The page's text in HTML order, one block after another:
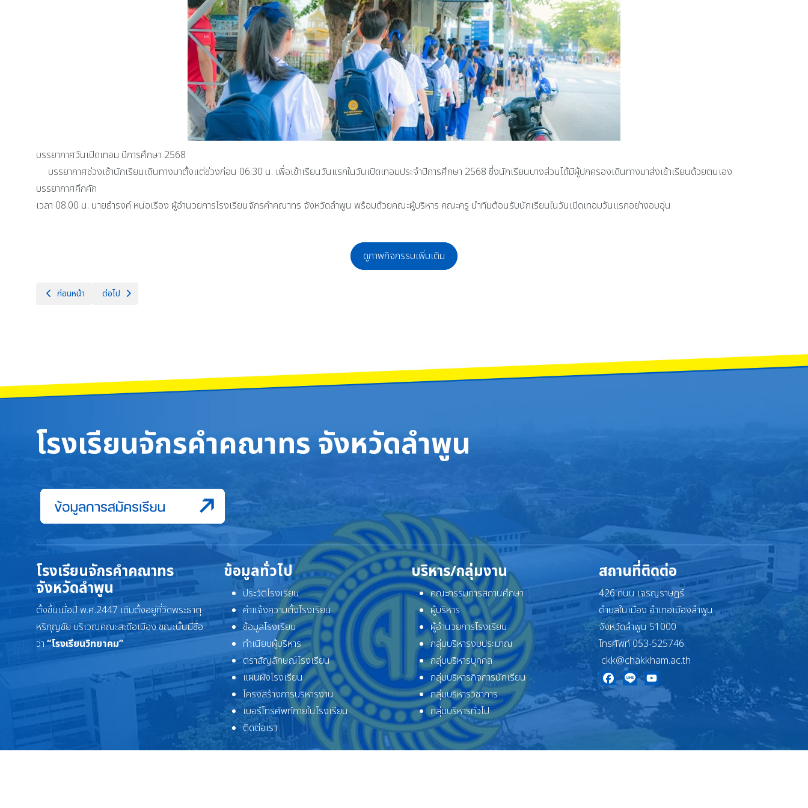
บรรยากาศวันเปิดเทอม ปีการศึกษา 2568
บรรยากาศช่วงเช้านักเรียนเดินทางมาตั้งแต่ช่วงก่อน 06.30 น. เพื่อเข้าเรียนวันแรกในวันเปิดเทอมประจำปีการศึกษา 2568 ซึ่งนักเรียนบางส่วนได้มีผู้ปกครองเดินทางมาส่งเข้าเรียนด้วยตนเอง
บรรยากาศคึกคัก
เวลา 08.00 น. นายธำรงค์ หน่อเรือง ผู้อำนวยการโรงเรียนจักรคำคณาทร จังหวัดลำพูน พร้อมด้วยคณะผู้บริหาร คณะครู นำทีมต้อนรับนักเรียนในวันเปิดเทอมวันแรกอย่างอบอุ่น
ดูภาพกิจกรรมเพิ่มเติม
เนื้อหาก่อนหน้า: โรงเรียนจักรคำคณาทร จังหวัดลำพูน ขอแสดงความยินดีกับ “คุณครูกัญญาวีร์ สุริยะ” ครูกลุ่มสาระการเรียนรู้สังคมศึกษา ศาสนา และวัฒนธรรม และ “คุณครูจารุณ พลเดช” ครูกลุ่มสาระการเรียนรู้ศิลปะ เนื่องในโอกาสได้รับ
ก่อนหน้า เนื้อหาถัดไป: ขบวนแห่โคมวิสาขบูชา เนื่องในวันวิสาขบูชา ประจำปี 2568
ต่อไป
โรงเรียนจักรคำคณาทร จังหวัดลำพูน
โรงเรียนจักรคำคณาทร
จังหวัดลำพูน
ตั้งขึ้นเมื่อปี พ.ศ.2447 เดิมตั้งอยู่ที่วัดพระธาตุ
หริภุญชัย บริเวณคณะสะดือเมือง ขณะนั้นมีชื่อ
ว่า“โรงเรียนวิทยาคม”
ข้อมูลทั่วไป
ประวัติโรงเรียน
คำแจ้งความตั้งโรงเรียน
ข้อมูลโรงเรียน
ทำเนียบผู้บริหาร
ตราสัญลักษณ์โรงเรียน
แผนผังโรงเรียน
โครงสร้างการบริหารงาน
เบอร์โทรศัพท์ภายในโรงเรียน
ติดต่อเรา
บริหาร/กลุ่มงาน
คณะกรรมการสถานศึกษา
ผู้บริหาร
ผู้อำนวยการโรงเรียน
กลุ่มบริหารงบประมาณ
กลุ่มบริหารบุคคล
กลุ่มบริหารกิจการนักเรียน
กลุ่มบริหารวิชาการ
กลุ่มบริหารทั่วไป
สถานที่ติดต่อ
426 ถนน เจริญราษฎร์
ตำบลในเมือง อำเภอเมืองลำพูน
จังหวัดลำพูน 51000
โทรศัพท์ 053-525746
ckk@chakkham.ac.th
Facebook YouTube